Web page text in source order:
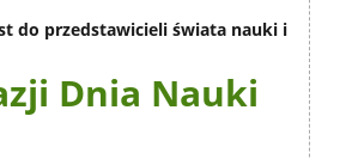
do przedstawicieli świata nauki i
Dnia Nauki